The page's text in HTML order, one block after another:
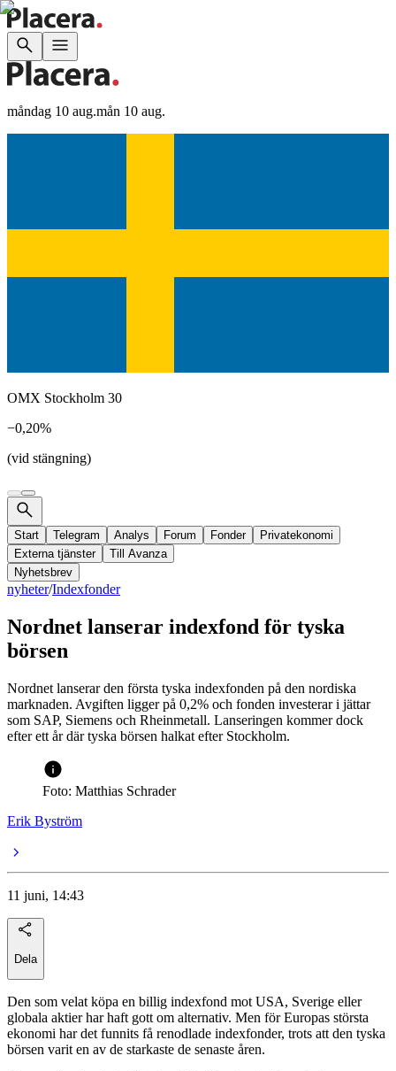
måndag 10 aug.mån 10 aug.
OMX Stockholm 30
−0,20%
(vid stängning)
Start Telegram Analys Forum Fonder
Privatekonomi
Externa tjänster
Till Avanza
Nyhetsbrev
nyheter/Indexfonder
Nordnet lanserar indexfond för tyska
börsen
Nordnet lanserar den första tyska indexfonden på den nordiska
marknaden. Avgiften ligger på 0,2% och fonden investerar i jättar
som SAP, Siemens och Rheinmetall. Lanseringen kommer dock
efter ett år där tyska börsen halkat efter Stockholm.
Foto: Matthias Schrader
Erik Byström
11 juni, 14:43
Dela
Den som velat köpa en billig indexfond mot USA, Sverige eller
globala aktier har haft gott om alternativ. Men för Europas största
ekonomi har det funnits få renodlade indexfonder, trots att den tyska
börsen varit en av de starkaste de senaste åren.